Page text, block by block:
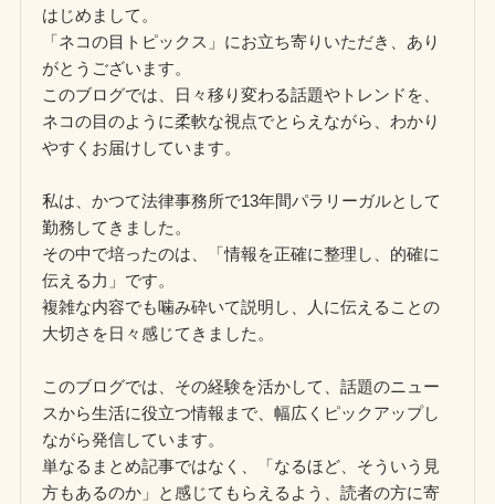
はじめまして。
「ネコの目トピックス」にお立ち寄りいただき、あり
がとうございます。
このブログでは、日々移り変わる話題やトレンドを、
ネコの目のように柔軟な視点でとらえながら、わかり
やすくお届けしています。
私は、かつて法律事務所で13年間パラリーガルとして
勤務してきました。
その中で培ったのは、「情報を正確に整理し、的確に
伝える力」です。
複雑な内容でも噛み砕いて説明し、人に伝えることの
大切さを日々感じてきました。
このブログでは、その経験を活かして、話題のニュー
スから生活に役立つ情報まで、幅広くピックアップし
ながら発信しています。
単なるまとめ記事ではなく、「なるほど、そういう見
方もあるのか」と感じてもらえるよう、読者の方に寄